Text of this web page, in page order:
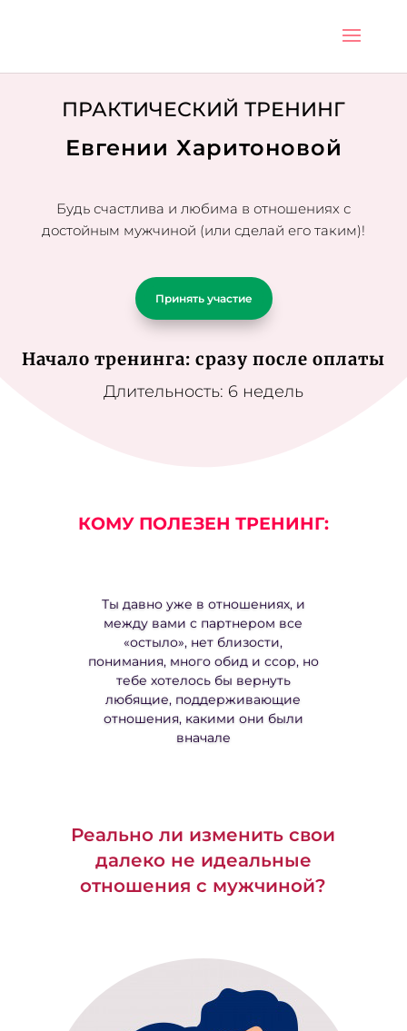
ПРАКТИЧЕСКИЙ ТРЕНИНГ
Евгении Харитоновой
Будь счастлива и любима в отношениях с
достойным мужчиной (или сделай его таким)!
Принять участие
Начало тренинга: сразу после оплаты
Длительность: 6 недель
КОМУ ПОЛЕЗЕН ТРЕНИНГ:
Ты давно уже в отношениях, и
между вами с партнером все
«остыло», нет близости,
понимания, много обид и ссор, но
тебе хотелось бы вернуть
любящие, поддерживающие
отношения, какими они были
вначале
Реально ли изменить свои
далеко не идеальные
отношения с мужчиной?